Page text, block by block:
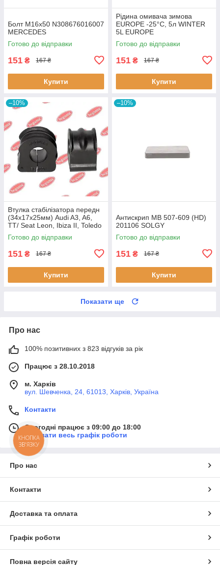
Болт M16x50 N308676016007
MERCEDES
Готово до відправки
151 ₴ 167 ₴
Купити
Рідина омивача зимова
EUROPE -25°C, 5л WINTER
5L EUROPE
Готово до відправки
151 ₴ 167 ₴
Купити
–10%
Втулка стабілізатора передн
(34х17х25мм) Audi A3, A6,
TT/ Seat Leon, Ibiza II, Toledo
II (BC0226) BCGUMA BC0226
BC GUMA
Готово до відправки
151 ₴ 167 ₴
Купити
–10%
Антискрип MB 507-609 (HD)
201106 SOLGY
Готово до відправки
151 ₴ 167 ₴
Купити
Показати ще
Про нас
100% позитивних з 823 відгуків за рік
Працює з 28.10.2018
м. Харків
вул. Шевченка, 24, 61013, Харків, Україна
Контакти
Сьогодні працює з 09:00 до 18:00
Показати весь графік роботи
Про нас
Контакти
Доставка та оплата
Графік роботи
Повна версія сайту
КНОПКА
ЗВ'ЯЗКУ